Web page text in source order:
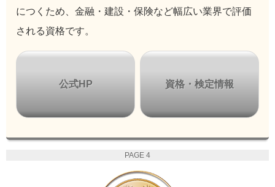
につくため、金融・建設・保険など幅広い業界で評価
される資格です。
公式HP 資格・検定情報
PAGE 4